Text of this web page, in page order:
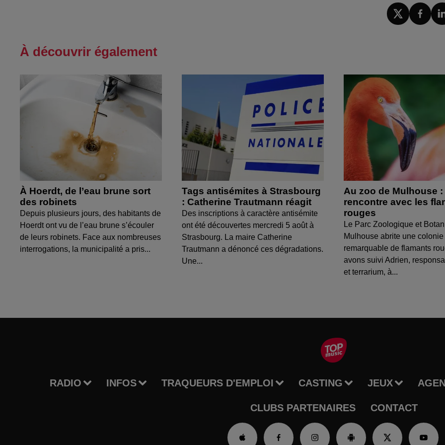
À découvrir également
À Hoerdt, de l’eau brune sort
des robinets
Depuis plusieurs jours, des habitants de
Hoerdt ont vu de l’eau brune s’écouler
de leurs robinets. Face aux nombreuses
interrogations, la municipalité a pris...
Tags antisémites à Strasbourg
: Catherine Trautmann réagit
Des inscriptions à caractère antisémite
ont été découvertes mercredi 5 août à
Strasbourg. La maire Catherine
Trautmann a dénoncé ces dégradations.
Une...
Au zoo de Mulhouse :
rencontre avec les
rouges
Le Parc Zoologique et
Mulhouse abrite une colonie
remarquable de flamants
avons suivi Adrien,
et terrarium, à...
RADIO INFOS TRAQUEURS D'EMPLOI CASTING JEUX
CLUBS PARTENAIRES CONTACT